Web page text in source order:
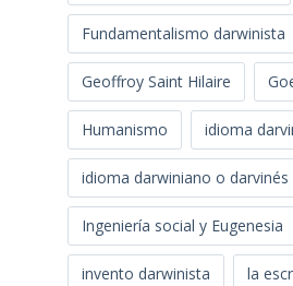
Fundamentalismo darwinista
Geoffroy Saint Hilaire
Humanismo idioma
idioma darwiniano o darvinés
Ingeniería social y Eugenesia
invento darwinista la